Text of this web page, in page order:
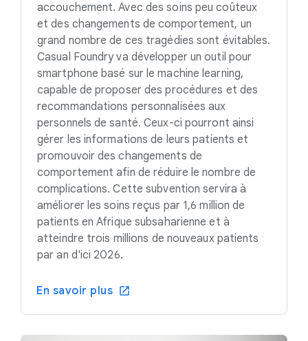
accouchement. Avec des soins peu coûteux
et des changements de comportement, un
grand nombre de ces tragédies sont évitables.
Casual Foundry va développer un outil pour
smartphone basé sur le machine learning,
capable de proposer des procédures et des
recommandations personnalisées aux
personnels de santé. Ceux-ci pourront ainsi
gérer les informations de leurs patients et
promouvoir des changements de
comportement afin de réduire le nombre de
complications. Cette subvention servira à
améliorer les soins reçus par 1,6 million de
patients en Afrique subsaharienne et à
atteindre trois millions de nouveaux patients
par an d'ici 2026.
En savoir plus